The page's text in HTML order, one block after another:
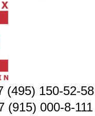
(495) 150-52-58
(915) 000-8-111